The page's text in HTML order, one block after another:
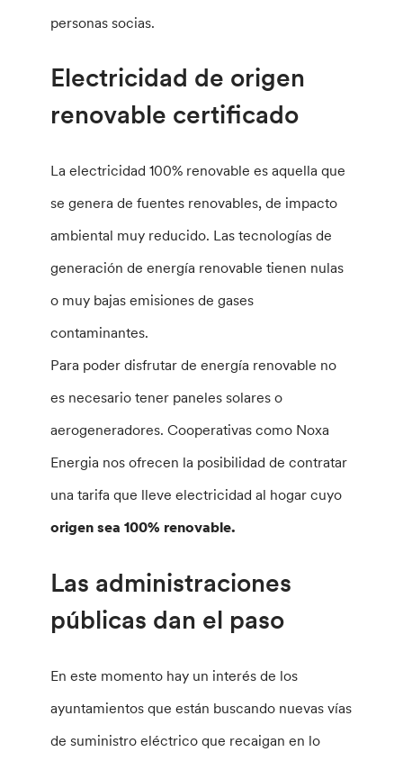
personas socias.
Electricidad de origen
renovable certificado
La electricidad 100% renovable es aquella que
se genera de fuentes renovables, de impacto
ambiental muy reducido. Las tecnologías de
generación de energía renovable tienen nulas
o muy bajas emisiones de gases
contaminantes.
Para poder disfrutar de energía renovable no
es necesario tener paneles solares o
aerogeneradores. Cooperativas como Noxa
Energia nos ofrecen la posibilidad de contratar
una tarifa que lleve electricidad al hogar cuyo
origen sea 100% renovable.
Las administraciones
públicas dan el paso
En este momento hay un interés de los
ayuntamientos que están buscando nuevas vías
de suministro eléctrico que recaigan en lo